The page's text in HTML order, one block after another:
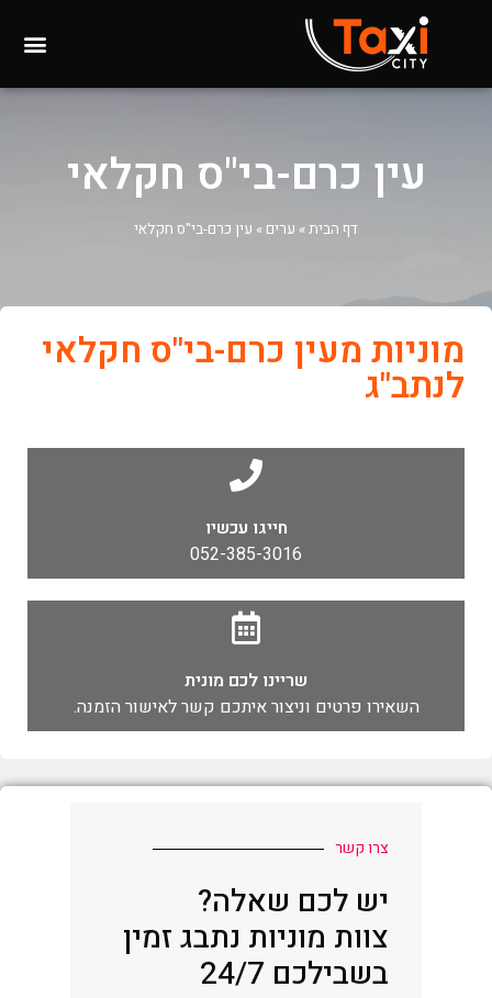
עין כרם-בי"ס חקלאי
דף הבית» ערים » עין כרם-בי"ס חקלאי
מוניות מעין כרם-בי"ס חקלאי
לנתב"ג
חייגו עכשיו
052-385-3016
שריינו לכם מונית
השאירו פרטים וניצור איתכם קשר לאישור הזמנה.
צרו קשר
יש לכם שאלה?
צוות מוניות נתבג זמין
בשבילכם 24/7